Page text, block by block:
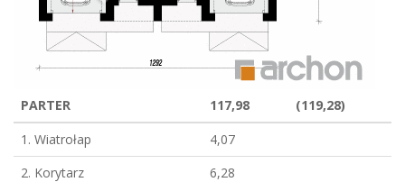
PARTER 117,98
(119,28)
1. Wiatrołap
4,07
2. Korytarz
6,28